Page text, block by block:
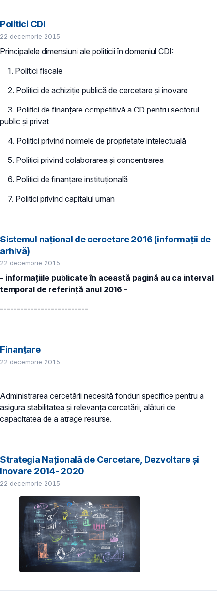
Politici CDI
22 decembrie 2015
Principalele dimensiuni ale politicii în domeniul CDI:
1. Politici fiscale
2. Politici de achiziţie publică de cercetare şi inovare
3. Politici de finanţare competitivă a CD pentru sectorul
public şi privat
4. Politici privind normele de proprietate intelectuală
5. Politici privind colaborarea şi concentrarea
6. Politici de finanţare instituţională
7. Politici privind capitalul uman
Sistemul național de cercetare 2016 (informații de
arhivă)
22 decembrie 2015
- informațiile publicate în această pagină au ca interval
temporal de referință anul 2016 -
--------------------------
Finanțare
22 decembrie 2015
Administrarea cercetării necesită fonduri specifice pentru a
asigura stabilitatea şi relevanţa cercetării, alături de
capacitatea de a atrage resurse.
Strategia Națională de Cercetare, Dezvoltare și
Inovare 2014- 2020
22 decembrie 2015